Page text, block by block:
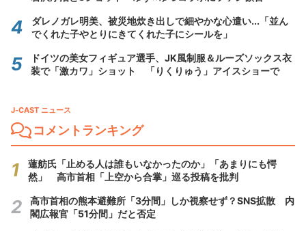
ダレノガレ明美、被災地炊き出しで細やかな心遣い...「並ん
でくれた子やとりにきてくれた子にシールを」
ドイツの美女フィギュア選手、JK風制服＆ルーズソックス衣
装で「激カワ」ショット 「りくりゅう」アイスショーで
J-CAST ニュース
コメントランキング
蓮舫氏「止める人は誰もいなかったのか」「あまりにも愕
然」 高市首相「上空から合掌」巡る投稿を批判
高市首相の熊本避難所「3分間」しか視察せず？SNS拡散 内
閣広報官「51分間」だと否定